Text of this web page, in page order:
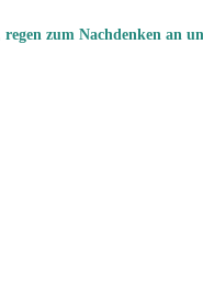
zum Nachdenken an